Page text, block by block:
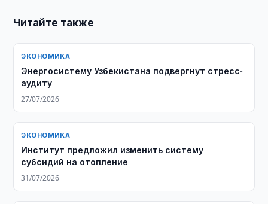
Читайте также
ЭКОНОМИКА
Энергосистему Узбекистана подвергнут стресс-
аудиту
27/07/2026
ЭКОНОМИКА
Институт предложил изменить систему
субсидий на отопление
31/07/2026